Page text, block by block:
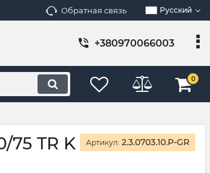
Обратная связь Русский
+380970066003
0
75 TR K
Артикул: 2.3.0703.10.Р-GR